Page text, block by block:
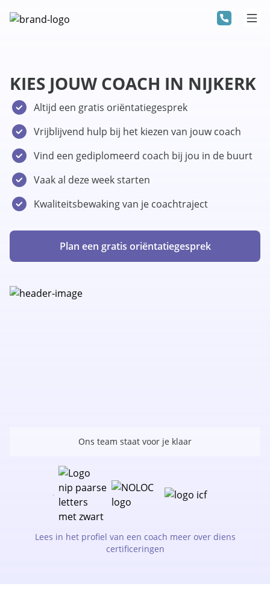
KIES JOUW COACH IN NIJKERK
Altijd een gratis oriëntatiegesprek
Vrijblijvend hulp bij het kiezen van jouw coach
Vind een gediplomeerd coach bij jou in de buurt
Vaak al deze week starten
Kwaliteitsbewaking van je coachtraject
Plan een gratis oriëntatiegesprek
Ons team staat voor je klaar
Lees in het profiel van een coach meer over diens
certificeringen